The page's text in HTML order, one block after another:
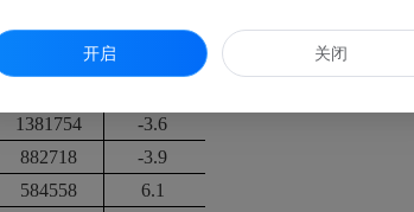
1381754
-3.6
882718
-3.9
584558
6.1
开启 关闭